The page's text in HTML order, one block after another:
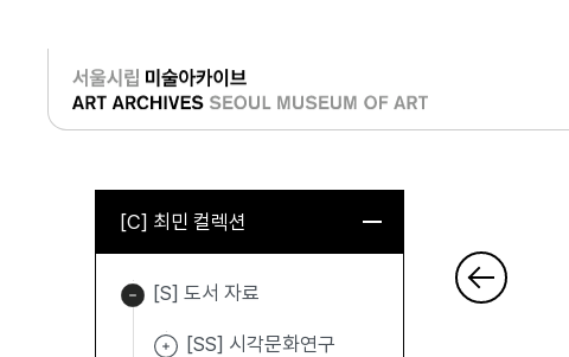
로그인
[C] 최민 컬렉션
[S] 도서 자료
[SS] 시각문화연구